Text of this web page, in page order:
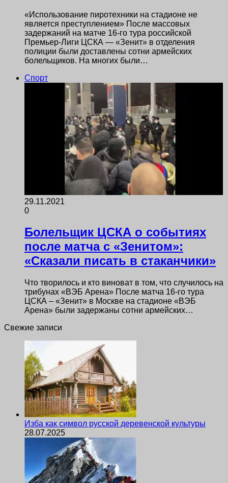
«Использование пиротехники на стадионе не
является преступлением» После массовых
задержаний на матче 16-го тура российской
Премьер-Лиги ЦСКА — «Зенит» в отделения
полиции были доставлены сотни армейских
болельщиков. На многих были…
Спорт
29.11.2021
0
Болельщик ЦСКА о событиях
после матча с «Зенитом»:
«Сказали писать в стаканчики»
Что творилось и кто виноват в том, что случилось на
трибунах «ВЭБ Арена» После матча 16-го тура
ЦСКА – «Зенит» в Москве на стадионе «ВЭБ
Арена» были задержаны сотни армейских…
Свежие записи
Изба как символ русской деревенской культуры
28.07.2025